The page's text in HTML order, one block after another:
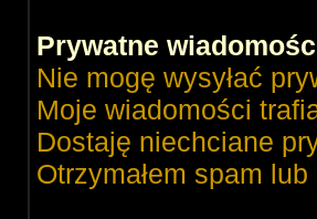
Prywatne
Nie mogę wysyłać
Moje wiadomości
Dostaję niechciane
Otrzymałem spam